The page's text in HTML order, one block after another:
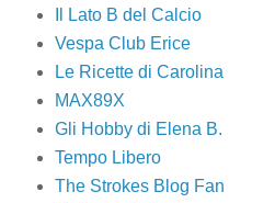
Il Lato B del Calcio
Vespa Club Erice
Le Ricette di Carolina
MAX89X
Gli Hobby di Elena B.
Tempo Libero
The Strokes Blog Fan